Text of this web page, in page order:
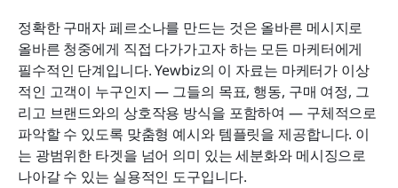
정확한 구매자 페르소나를 만드는 것은 올바른 메시지로
올바른 청중에게 직접 다가가고자 하는 모든 마케터에게
필수적인 단계입니다. Yewbiz의 이 자료는 마케터가 이상
적인 고객이 누구인지 — 그들의 목표, 행동, 구매 여정, 그
리고 브랜드와의 상호작용 방식을 포함하여 — 구체적으로
파악할 수 있도록 맞춤형 예시와 템플릿을 제공합니다. 이
는 광범위한 타겟을 넘어 의미 있는 세분화와 메시징으로
나아갈 수 있는 실용적인 도구입니다.